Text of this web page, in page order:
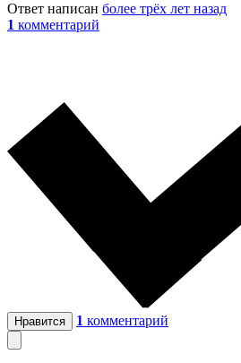
Ответ написан более трёх лет назад
1 комментарий
Нравится 1 комментарий